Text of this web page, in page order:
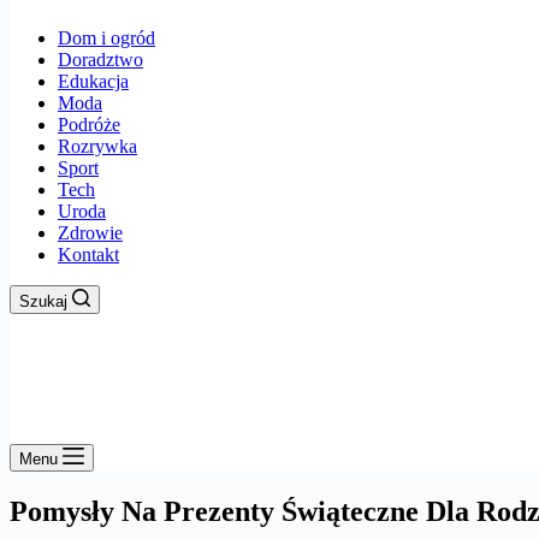
Dom i ogród
Doradztwo
Edukacja
Moda
Podróże
Rozrywka
Sport
Tech
Uroda
Zdrowie
Kontakt
Szukaj
Menu
Pomysły Na Prezenty Świąteczne Dla